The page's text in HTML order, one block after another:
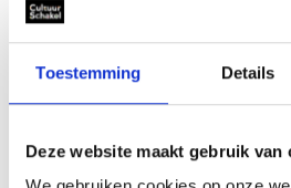
Toestemming Details
Deze website maakt gebruik van
droommuziek. De leerlingen
ritmes, bewegingen, geluiden
muziek die passen bij een